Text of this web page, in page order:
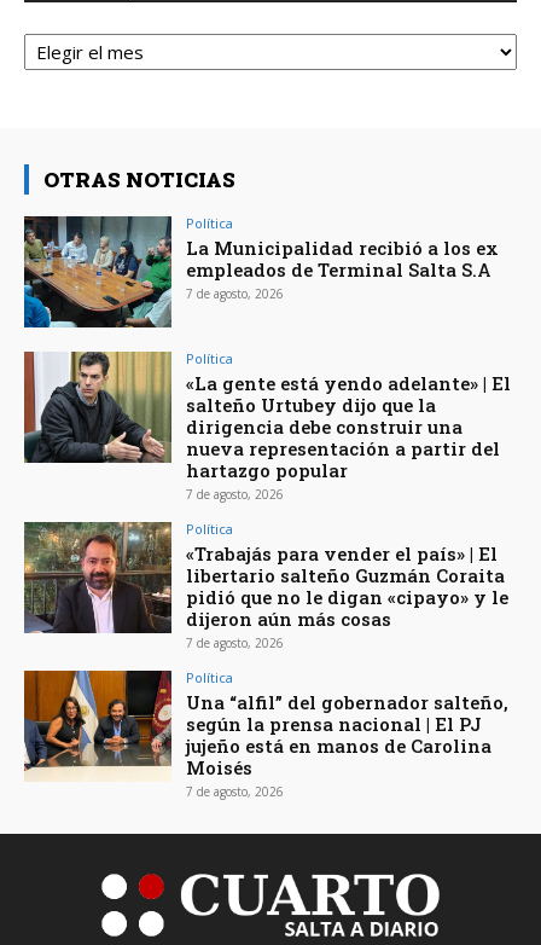
Archivos
OTRAS NOTICIAS
Política
La Municipalidad recibió a los ex
empleados de Terminal Salta S.A
7 de agosto, 2026
Política
«La gente está yendo adelante» | El
salteño Urtubey dijo que la
dirigencia debe construir una
nueva representación a partir del
hartazgo popular
7 de agosto, 2026
Política
«Trabajás para vender el país» | El
libertario salteño Guzmán Coraita
pidió que no le digan «cipayo» y le
dijeron aún más cosas
7 de agosto, 2026
Política
Una “alfil” del gobernador salteño,
según la prensa nacional | El PJ
jujeño está en manos de Carolina
Moisés
7 de agosto, 2026